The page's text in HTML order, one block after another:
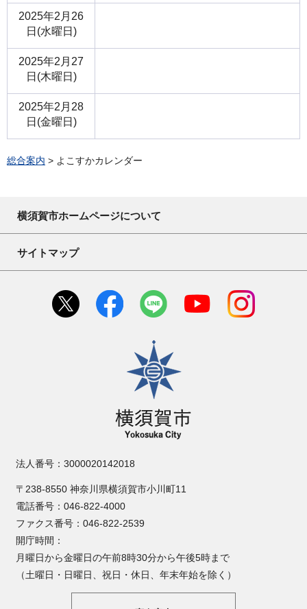
2025年2月26
日(水曜日)
2025年2月27
日(木曜日)
2025年2月28
日(金曜日)
総合案内 > よこすかカレンダー
横須賀市ホームページについて
サイトマップ
横須賀市
法人番号：3000020142018
〒238-8550 神奈川県横須賀市小川町11
電話番号：046-822-4000
ファクス番号：046-822-2539
開庁時間：
月曜日から金曜日の午前8時30分から午後5時まで
（土曜日・日曜日、祝日・休日、年末年始を除く）